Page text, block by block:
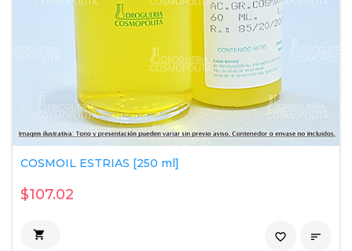
COSMOIL ESTRIAS [250 ml]
$107.02
 
favorite_border